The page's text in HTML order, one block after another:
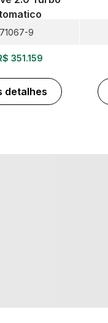
9
351.159
detalhes